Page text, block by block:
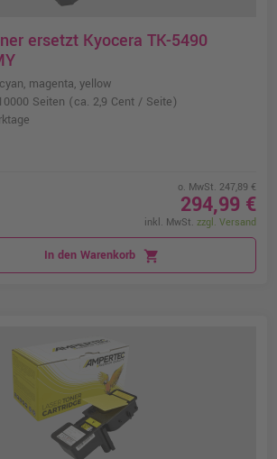
ersetzt Kyocera TK-5490
magenta, yellow
Seiten (ca. 2,9 Cent / Seite)
o. MwSt. 247,89 €
294,99 €
inkl. MwSt. zzgl. Versand
In den Warenkorb shopping_cart